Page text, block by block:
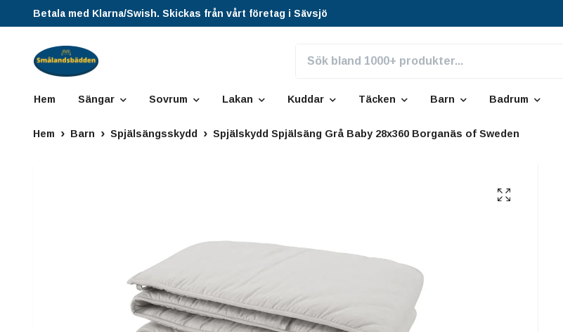
Betala med Klarna/Swish. Skickas från vårt företag i Sävsjö
Hem Sängar Sovrum Lakan Kuddar Täcken Barn Badrum
Hem Barn Spjälsängsskydd Spjälskydd Spjälsäng Grå Baby 28x360 Borganäs of Sweden